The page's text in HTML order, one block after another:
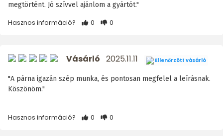
megtörtént. Jó szívvel ajánlom a gyártót."
Hasznos információ? 0 0
Vásárló 2025.11.11 Ellenőrzött vásárló
"A párna igazán szép munka, és pontosan megfelel a leírásnak.
Köszönöm."
Hasznos információ? 0 0